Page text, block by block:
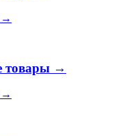
→
товары →
→